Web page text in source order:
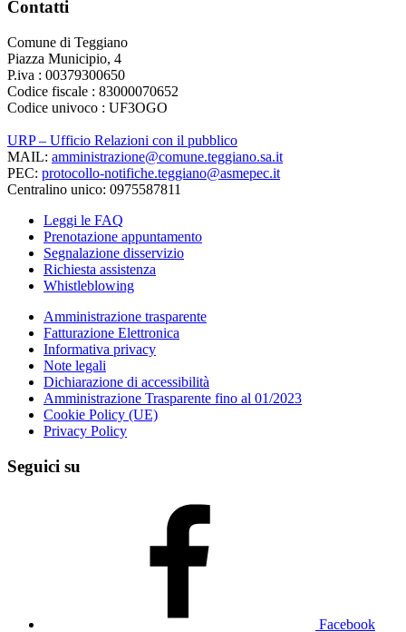
Contatti
Comune di Teggiano
Piazza Municipio, 4
P.iva : 00379300650
Codice fiscale : 83000070652
Codice univoco : UF3OGO
URP – Ufficio Relazioni con il pubblico
MAIL: amministrazione@comune.teggiano.sa.it
PEC: protocollo-notifiche.teggiano@asmepec.it
Centralino unico: 0975587811
Leggi le FAQ
Prenotazione appuntamento
Segnalazione disservizio
Richiesta assistenza
Whistleblowing
Amministrazione trasparente
Fatturazione Elettronica
Informativa privacy
Note legali
Dichiarazione di accessibilità
Amministrazione Trasparente fino al 01/2023
Cookie Policy (UE)
Privacy Policy
Seguici su
Facebook